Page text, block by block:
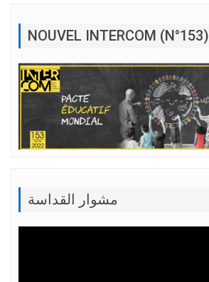
NOUVEL INTERCOM (N°153)
مشوار القداسة